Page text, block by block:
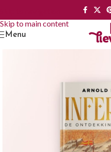
Skip to main content
Menu